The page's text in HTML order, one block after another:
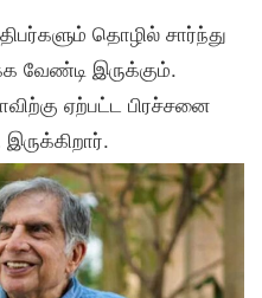
தொழில் சார்ந்து
வேண்டி இருக்கும்.
ஏற்பட்ட பிரச்சனை